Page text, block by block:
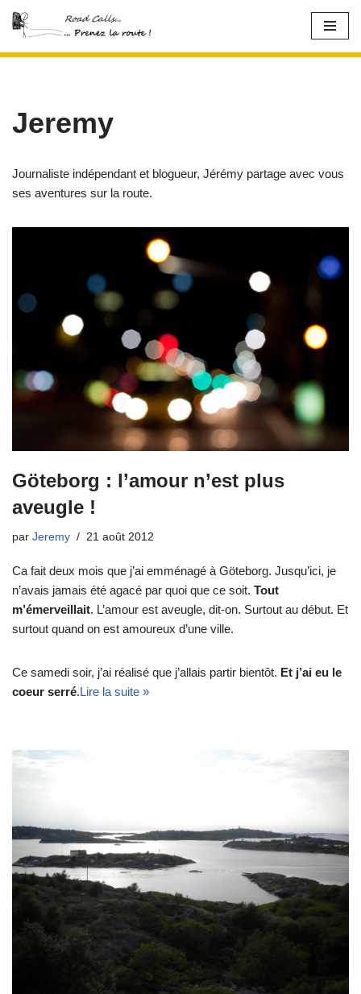
Aller
Jeremy
Journaliste indépendant et blogueur, Jérémy partage avec vous
ses aventures sur la route.
Göteborg : l’amour n’est plus
aveugle !
par Jeremy 21 août 2012
Ca fait deux mois que j’ai emménagé à Göteborg. Jusqu’ici, je
n’avais jamais été agacé par quoi que ce soit. Tout
m’émerveillait. L’amour est aveugle, dit-on. Surtout au début. Et
surtout quand on est amoureux d’une ville.
Ce samedi soir, j’ai réalisé que j’allais partir bientôt. Et j’ai eu le
coeur serré.Lire la suite »